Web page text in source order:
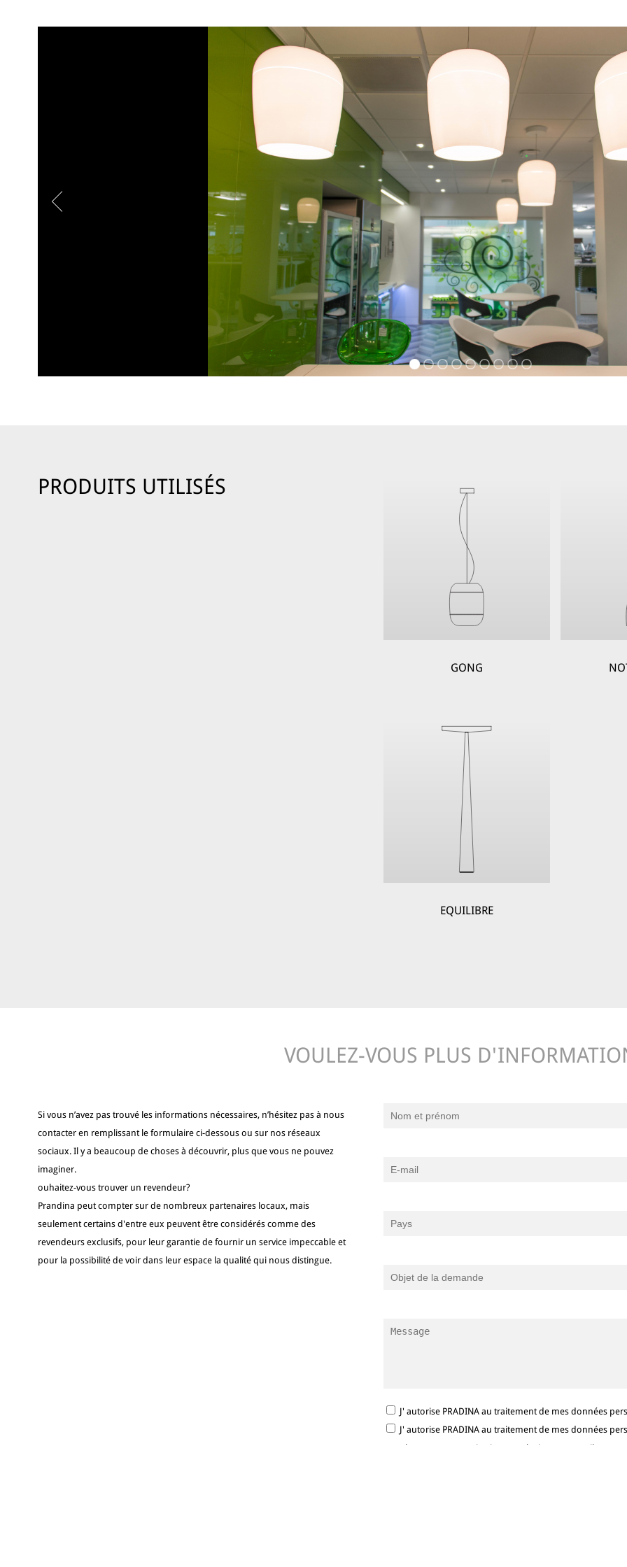
PRODUITS UTILISÉS
GONG
EQUILIBRE
VOULEZ-VOUS PLUS
J' autorise PRADINA au traitement de mes données
J' autorise PRADINA au traitement de mes données
newsletter et communications marketing par e-mail.
Si vous n’avez pas trouvé les informations nécessaires, n’hésitez pas à nous
contacter en remplissant le formulaire ci-dessous ou sur nos réseaux
sociaux. Il y a beaucoup de choses à découvrir, plus que vous ne pouvez
imaginer.
ouhaitez-vous trouver un revendeur?
Prandina peut compter sur de nombreux partenaires locaux, mais
seulement certains d'entre eux peuvent être considérés comme des
revendeurs exclusifs, pour leur garantie de fournir un service impeccable et
pour la possibilité de voir dans leur espace la qualité qui nous distingue.